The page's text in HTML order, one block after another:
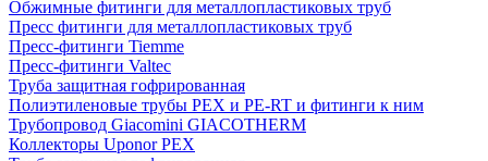
Обжимные фитинги для металлопластиковых труб
Пресс фитинги для металлопластиковых труб
Пресс-фитинги Tiemme
Пресс-фитинги Valtec
Труба защитная гофрированная
Полиэтиленовые трубы PEX и PE-RT и фитинги к ним
Трубопровод Giacomini GIACOTHERM
Коллекторы Uponor PEX